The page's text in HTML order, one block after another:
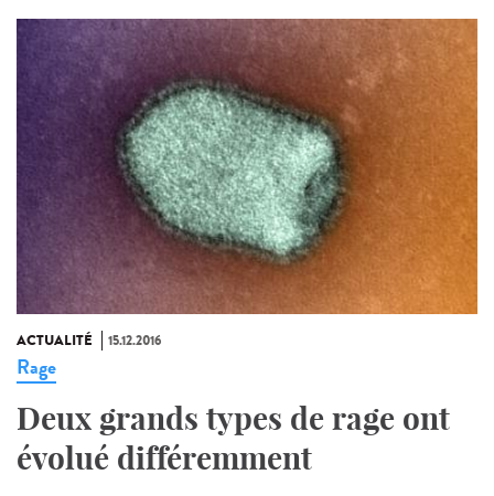
ACTUALITÉ 15.12.2016
Rage
Deux grands types de rage ont
évolué différemment